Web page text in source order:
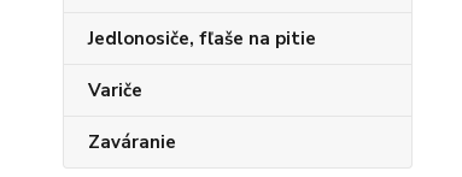
Jedlonosiče, fľaše na pitie
Variče
Zaváranie